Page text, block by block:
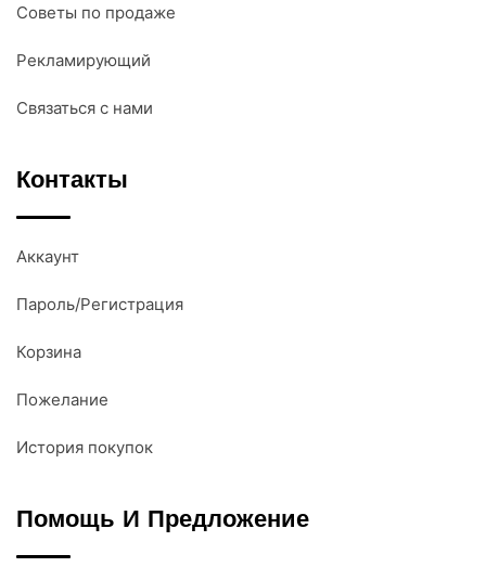
Советы по продаже
Рекламирующий
Связаться с нами
Контакты
Аккаунт
Пароль/Регистрация
Корзина
Пожелание
История покупок
Помощь И Предложение